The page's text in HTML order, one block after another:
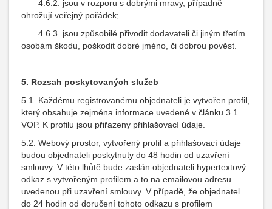
4.6.2. jsou v rozporu s dobrými mravy, případně
ohrožují veřejný pořádek;
4.6.3. jsou způsobilé přivodit dodavateli či jiným třetím
osobám škodu, poškodit dobré jméno, či dobrou pověst.
5. Rozsah poskytovaných služeb
5.1. Každému registrovanému objednateli je vytvořen profil,
který obsahuje zejména informace uvedené v článku 3.1.
VOP. K profilu jsou přiřazeny přihlašovací údaje.
5.2. Webový prostor, vytvořený profil a přihlašovací údaje
budou objednateli poskytnuty do 48 hodin od uzavření
smlouvy. V této lhůtě bude zaslán objednateli hypertextový
odkaz s vytvořeným profilem a to na emailovou adresu
uvedenou při uzavření smlouvy. V případě, že objednatel
do 24 hodin od doručení tohoto odkazu s profilem